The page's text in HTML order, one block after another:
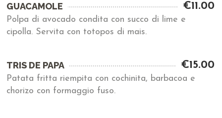
GUACAMOLE €11.00
Polpa di avocado condita con succo di lime e
cipolla. Servita con totopos di mais.
TRIS DE PAPA €15.00
Patata fritta riempita con cochinita, barbacoa e
chorizo con formaggio fuso.